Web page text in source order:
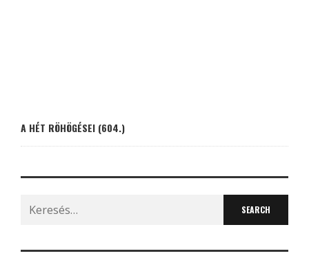
A HÉT RÖHÖGÉSEI (604.)
Search
for: